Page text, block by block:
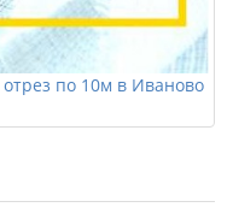
по 10м в Иваново